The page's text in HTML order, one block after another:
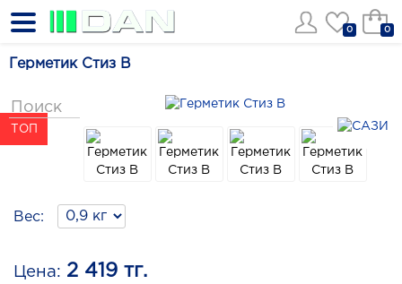
0 0
Герметик Стиз В
ТОП
Вес:
Цена: 2 419 тг.